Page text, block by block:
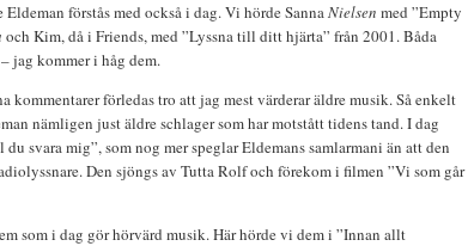
förstås med också i dag. Vi hörde SannaNielsen med ”Empty
och Kim, då i Friends, med ”Lyssna till ditt hjärta” från 2001. Båda
jag kommer i håg dem.
kommentarer förledas tro att jag mest värderar äldre musik. Så enkelt
nämligen just äldre schlager som har motstått tidens tand. I dag
svara mig”, som nog mer speglar Eldemans samlarmani än att den
Den sjöngs av Tutta Rolf och förekom i filmen ”Vi som går
som i dag gör hörvärd musik. Här hörde vi dem i ”Innan allt